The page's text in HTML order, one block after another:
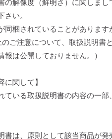
の解像度（鮮明さ）に関しま
い。
同梱されていることがありま
ご注意について、取扱説明書
は公開しておりません。）
に関して】
ている取扱説明書の内容の一
書は、原則として該当商品が